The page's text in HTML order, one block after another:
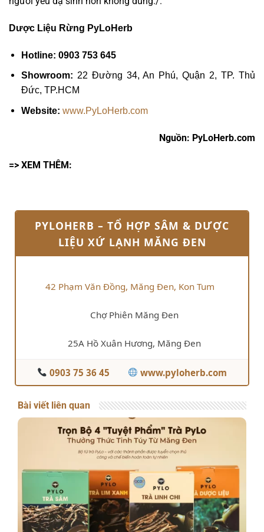
Dược Liệu Rừng PyLoHerb
Hotline: 0903 753 645
Showroom: 22 Đường 34, An Phú, Quận 2, TP. Thủ
Đức, TP.HCM
Website: www.PyLoHerb.com
Nguồn: PyLoHerb.com
=> XEM THÊM:
PYLOHERB – TỔ HỢP SÂM & DƯỢC
LIỆU XỨ LẠNH MĂNG ĐEN
42 Phạm Văn Đồng, Măng Đen, Kon Tum
Chợ Phiên Măng Đen
25A Hồ Xuân Hương, Măng Đen
0903 75 36 45 www.pyloherb.com
Bài viết liên quan